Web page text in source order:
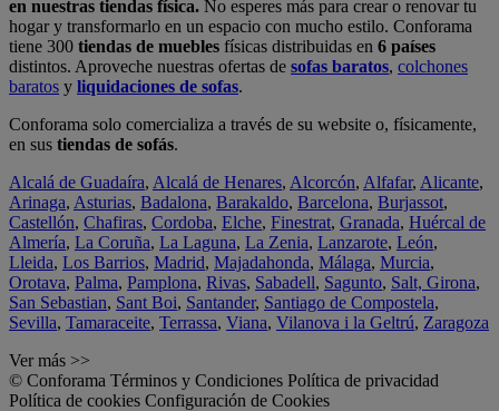
en nuestras tiendas física. No esperes más para crear o renovar tu
hogar y transformarlo en un espacio con mucho estilo. Conforama
tiene 300 tiendas de muebles físicas distribuidas en 6 países
distintos. Aproveche nuestras ofertas de sofas baratos, colchones
baratos y liquidaciones de sofas.
Conforama solo comercializa a través de su website o, físicamente,
en sus tiendas de sofás.
Alcalá de Guadaíra, Alcalá de Henares, Alcorcón, Alfafar, Alicante,
Arinaga, Asturias, Badalona, Barakaldo, Barcelona, Burjassot,
Castellón, Chafiras, Cordoba, Elche, Finestrat, Granada, Huércal de
Almería, La Coruña, La Laguna, La Zenia, Lanzarote, León,
Lleida, Los Barrios, Madrid, Majadahonda, Málaga, Murcia,
Orotava, Palma, Pamplona, Rivas, Sabadell, Sagunto, Salt, Girona,
San Sebastian, Sant Boi, Santander, Santiago de Compostela,
Sevilla, Tamaraceite, Terrassa, Viana, Vilanova i la Geltrú, Zaragoza
Ver más >>
© Conforama Términos y Condiciones Política de privacidad
Política de cookies Configuración de Cookies